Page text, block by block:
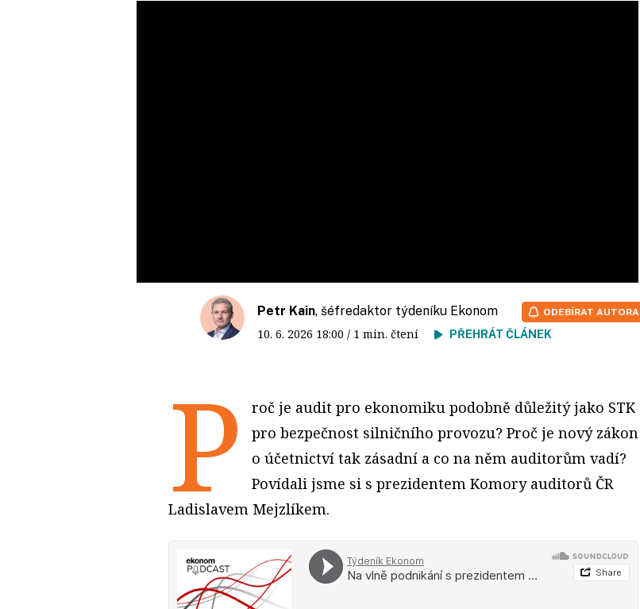
Petr Kain, šéfredaktor týdeníku Ekonom
10. 6. 2026 18:00 / 1 min. čtení PŘEHRÁT ČLÁNEK
ODEBÍRAT AUTORA
P
roč je audit pro ekonomiku podobně důležitý jako STK
pro bezpečnost silničního provozu? Proč je nový zákon
o účetnictví tak zásadní a co na něm auditorům vadí?
Povídali jsme si s prezidentem Komory auditorů ČR
Ladislavem Mejzlíkem.